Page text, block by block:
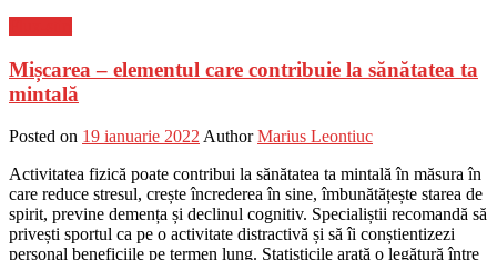
Mișcarea – elementul care contribuie la sănătatea ta
mintală
Posted on 19 ianuarie 2022Author Marius Leontiuc
Activitatea fizică poate contribui la sănătatea ta mintală în măsura în
care reduce stresul, crește încrederea în sine, îmbunătățește starea de
spirit, previne demența și declinul cognitiv. Specialiștii recomandă să
privești sportul ca pe o activitate distractivă și să îi conștientizezi
personal beneficiile pe termen lung. Statisticile arată o legătură între